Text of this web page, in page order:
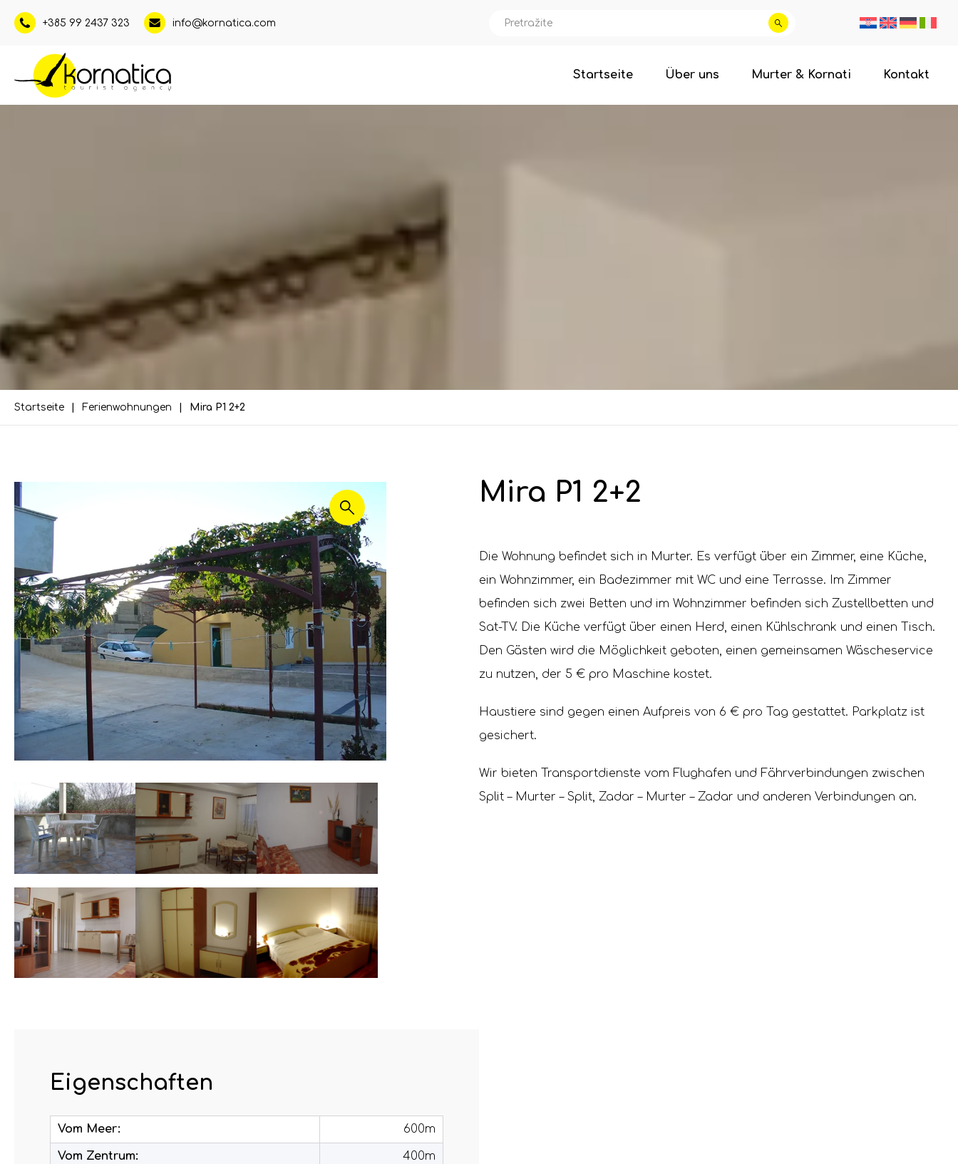
+385 99 2437 323 info@kornatica.com
Startseite Über uns Murter & Kornati Kontakt
Startseite Ferienwohnungen Mira P1 2+2
Mira P1 2+2
Die Wohnung befindet sich in Murter. Es verfügt über ein Zimmer, eine Küche,
ein Wohnzimmer, ein Badezimmer mit WC und eine Terrasse. Im Zimmer
befinden sich zwei Betten und im Wohnzimmer befinden sich Zustellbetten und
Sat-TV. Die Küche verfügt über einen Herd, einen Kühlschrank und einen Tisch.
Den Gästen wird die Möglichkeit geboten, einen gemeinsamen Wäscheservice
zu nutzen, der 5 € pro Maschine kostet.
Haustiere sind gegen einen Aufpreis von 6 € pro Tag gestattet. Parkplatz ist
gesichert.
Wir bieten Transportdienste vom Flughafen und Fährverbindungen zwischen
Split – Murter – Split, Zadar – Murter – Zadar und anderen Verbindungen an.
Eigenschaften
Vom Meer: 600m
Vom Zentrum: 400m